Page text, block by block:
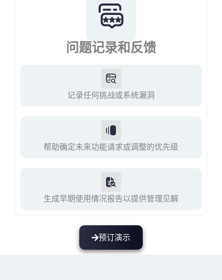
问题记录和反馈
记录任何挑战或系统漏洞
帮助确定未来功能请求或调整的优先级
生成早期使用情况报告以提供管理见解
预订演示